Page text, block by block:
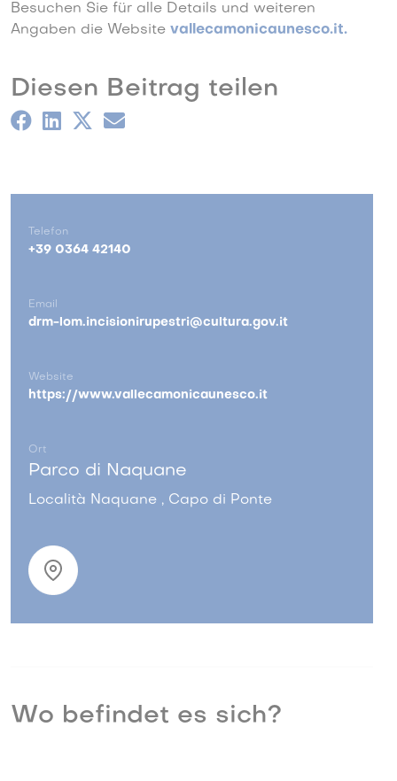
Besuchen Sie für alle Details und weiteren
Angaben die Website vallecamonicaunesco.it.
Diesen Beitrag teilen
Telefon
+39 0364 42140
Email
drm-lom.incisionirupestri@cultura.gov.it
Website
https://www.vallecamonicaunesco.it
Ort
Parco di Naquane
Località Naquane , Capo di Ponte
Wo befindet es sich?